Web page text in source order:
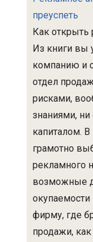
преуспеть
Как открыть
Из книги вы
компанию и
отдел
рисками,
знаниями,
капиталом.
грамотно
рекламного
возможные
окупаемости
фирму, где
продажи, как